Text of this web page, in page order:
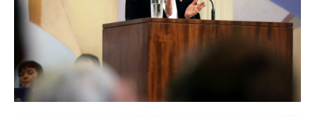
"Fortalecer a la Universidad de Chile también es fortalecer al país",
indicó.